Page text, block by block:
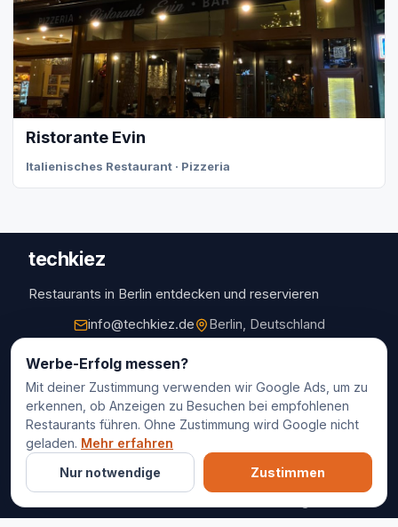
Ristorante Evin
Italienisches Restaurant · Pizzeria
techkiez
Restaurants in Berlin entdecken und reservieren
info@techkiez.de
Berlin, Deutschland
Restaurants
Restaurantauswahl
Für Unternehmen
Kontakt
© 2025 techkiez. Alle Rechte vorbehalten.
Werbe-Erfolg messen?
Mit deiner Zustimmung verwenden wir Google Ads, um zu
erkennen, ob Anzeigen zu Besuchen bei empfohlenen
Restaurants führen. Ohne Zustimmung wird Google nicht
geladen. Mehr erfahren
Nur notwendige
Zustimmen